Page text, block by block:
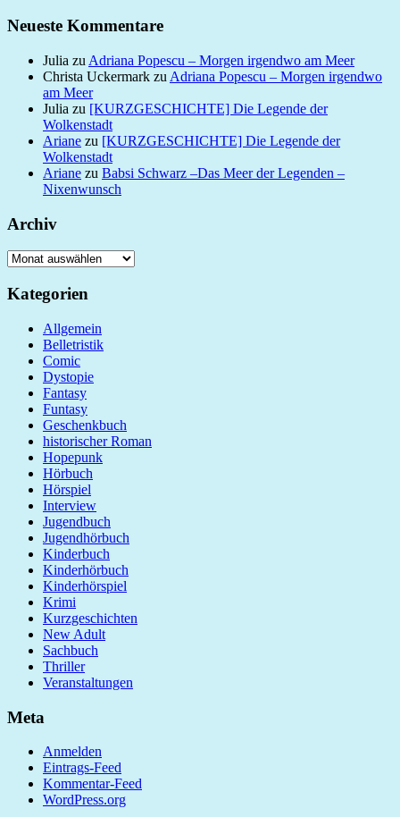
Neueste Kommentare
Julia zu Adriana Popescu – Morgen irgendwo am Meer
Christa Uckermark zu Adriana Popescu – Morgen irgendwo
am Meer
Julia zu [KURZGESCHICHTE] Die Legende der
Wolkenstadt
Ariane zu [KURZGESCHICHTE] Die Legende der
Wolkenstadt
Ariane zu Babsi Schwarz –Das Meer der Legenden –
Nixenwunsch
Archiv
Archiv
Kategorien
Allgemein
Belletristik
Comic
Dystopie
Fantasy
Funtasy
Geschenkbuch
historischer Roman
Hopepunk
Hörbuch
Hörspiel
Interview
Jugendbuch
Jugendhörbuch
Kinderbuch
Kinderhörbuch
Kinderhörspiel
Krimi
Kurzgeschichten
New Adult
Sachbuch
Thriller
Veranstaltungen
Meta
Anmelden
Eintrags-Feed
Kommentar-Feed
WordPress.org